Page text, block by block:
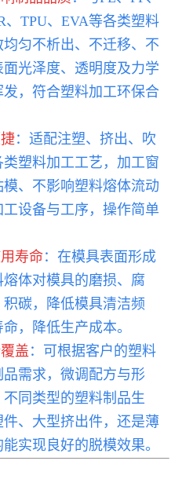
、TPU、EVA等各类塑料
匀不析出、不迁移、不
光泽度、透明度及力学
，符合塑料加工环保合
：适配注塑、挤出、吹
塑料加工工艺，加工窗
、不影响塑料熔体流动
设备与工序，操作简单
寿命：在模具表面形成
体对模具的磨损、腐
碳，降低模具清洁频
，降低生产成本。
盖 ：可根据客户的塑料
需求，微调配方与形
同类型的塑料制品生
、大型挤出件，还是薄
实现良好的脱模效果。